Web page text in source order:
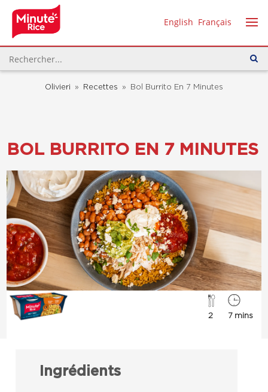
English Français
Olivieri » Recettes » Bol Burrito En 7 Minutes
BOL BURRITO EN 7 MINUTES
2 7 mins
Ingrédients